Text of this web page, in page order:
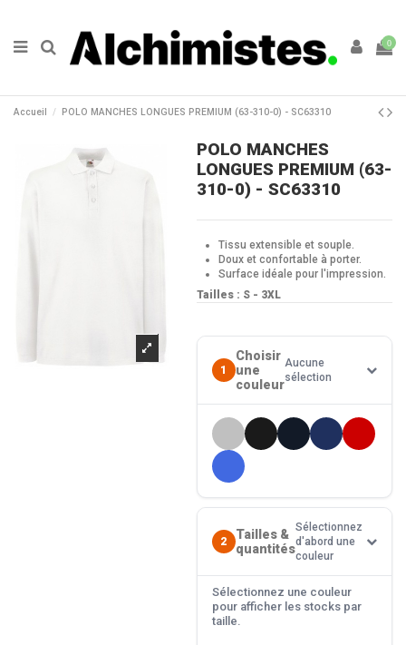
0
Accueil POLO MANCHES LONGUES PREMIUM (63-310-0) - SC63310
POLO MANCHES
LONGUES PREMIUM (63-
310-0) - SC63310
Tissu extensible et souple.
Doux et confortable à porter.
Surface idéale pour l'impression.
Tailles : S - 3XL
1
Choisir
une
couleur
Aucune
sélection
2
Tailles &
quantités
Sélectionnez
d'abord une
couleur
Sélectionnez une couleur
pour afficher les stocks par
taille.